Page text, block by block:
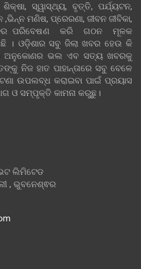
ସ୍ୱାସ୍ଥ୍ୟ, ବୃତ୍ତି, ପର୍ଯ୍ୟଟନ,
ମଣିଷ, ପ୍ରେରଣା, ଜୀବନ ଜୀବିକା,
ପରିବେଷଣ କରି ଗଠନ ମୂଳକ
। ଓଡ଼ିଶାର ସବୁ ଜିଲା ଖବର ହେଉ କି
ଅନୁକୋଣର ଭଲ ଏବ ସତ୍ୟ ଖବରକୁ
ନିଜ ହାତ ପାହାନ୍ତାରେ ସବୁ ବେଳେ
ଉପଲବ୍ଧ କରାଇବା ପାଇଁ ପ୍ରୟାସ
ଓ ସମ୍ପୃକ୍ତି କାମନା କରୁଛୁ।
ଲିମିଟେଡ
, ଭୁବନେଶ୍ଵର